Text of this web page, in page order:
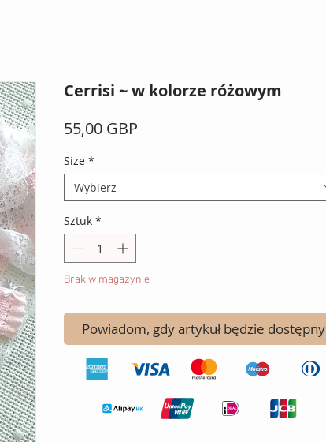
Cerrisi ~ w kolorze różowym
55,00 GBP
Size *
Wybierz
Sztuk *
Brak w magazynie
Powiadom, gdy artykuł będzie dostępny